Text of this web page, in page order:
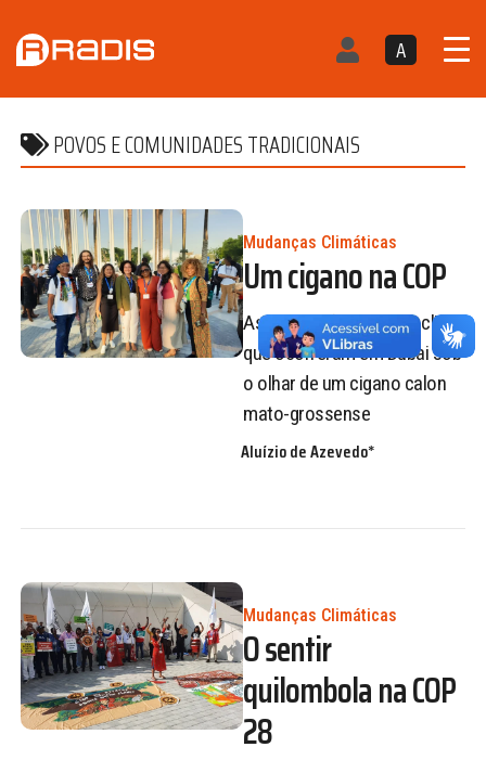
A
POVOS E COMUNIDADES TRADICIONAIS
Mudanças Climáticas
Um cigano na COP
As discussões sobre o clima
que ocorreram em Dubai sob
o olhar de um cigano calon
mato-grossense
Aluízio de Azevedo*
Mudanças Climáticas
O sentir
quilombola na COP
28